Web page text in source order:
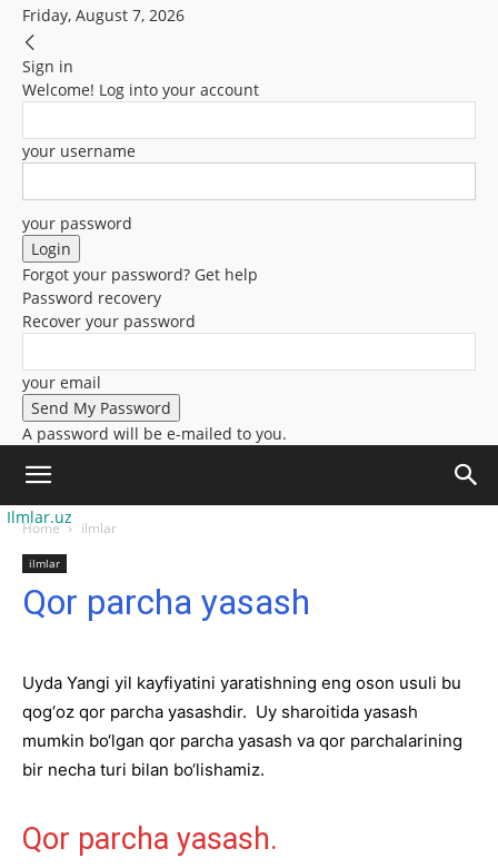
Friday, August 7, 2026
Sign in
Welcome! Log into your account
your username
your password
Forgot your password? Get help
Password recovery
Recover your password
your email
A password will be e-mailed to you.
Ilmlar.uz
Home ilmlar
ilmlar
Qor parcha yasash
Uyda Yangi yil kayfiyatini yaratishning eng oson usuli bu
qog‘oz qor parcha yasashdir. Uy sharoitida yasash
mumkin bo‘lgan qor parcha yasash va qor parchalarining
bir necha turi bilan bo‘lishamiz.
Qor parcha yasash.